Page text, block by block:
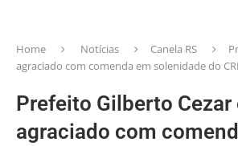
Home Notícias Canela RS
agraciado com comenda em solenidade do
Prefeito Gilberto Cezar
agraciado com